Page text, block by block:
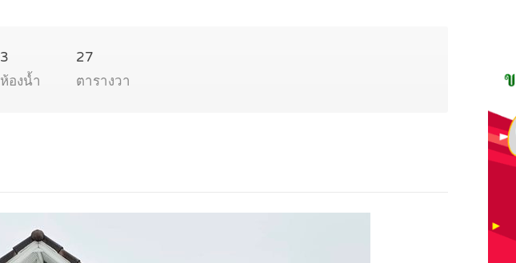
3
ห้องน้ำ
27
ตารางวา